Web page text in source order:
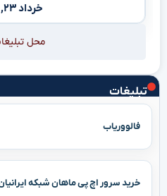
تبلیغات
فالووریاب
خرید سرور اچ پی ماهان شبکه
خرداد ۲۳, ۱۴۰۵
محل